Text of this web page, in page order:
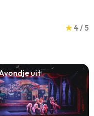
★ 4 / 5
uit